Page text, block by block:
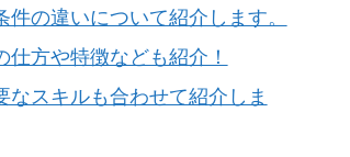
の違いについて紹介します。
方や特徴なども紹介！
スキルも合わせて紹介しま